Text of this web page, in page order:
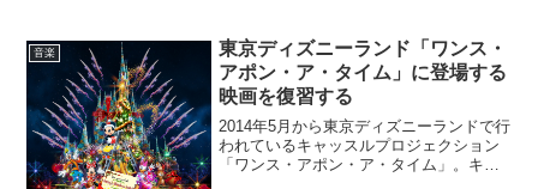
音楽
東京ディズニーランド「ワンス・
アポン・ア・タイム」に登場する
映画を復習する
2014年5月から東京ディズニーランドで行
われているキャッスルプロジェクション
「ワンス・アポン・ア・タイム」。キャ